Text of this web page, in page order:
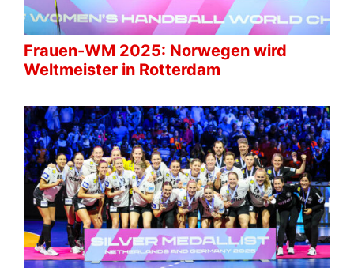
Frauen-WM 2025: Norwegen wird
Weltmeister in Rotterdam